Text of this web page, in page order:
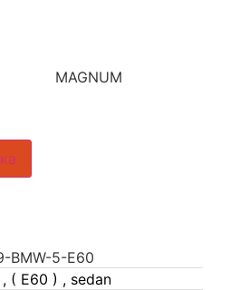
BMW-5-E60
( E60 ) , sedan